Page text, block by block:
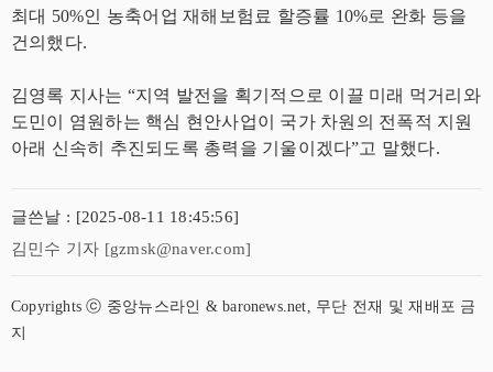
최대 50%인 농축어업 재해보험료 할증률 10%로 완화 등을
건의했다.
김영록 지사는 “지역 발전을 획기적으로 이끌 미래 먹거리와
도민이 염원하는 핵심 현안사업이 국가 차원의 전폭적 지원
아래 신속히 추진되도록 총력을 기울이겠다”고 말했다.
글쓴날 : [2025-08-11 18:45:56]
김민수 기자 [gzmsk@naver.com]
Copyrights ⓒ 중앙뉴스라인 & baronews.net, 무단 전재 및 재배포 금
지